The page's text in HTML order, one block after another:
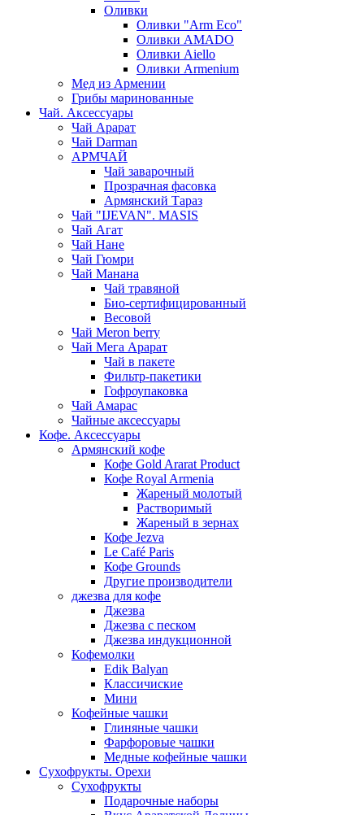
Оливки
Оливки "Arm Eco"
Оливки AMADO
Оливки Aiello
Оливки Armenium
Мед из Армении
Грибы маринованные
Чай. Аксессуары
Чай Арарат
Чай Darman
АРМЧАЙ
Чай заварочный
Прозрачная фасовка
Армянский Тараз
Чай "IJEVAN". MASIS
Чай Агат
Чай Нане
Чай Гюмри
Чай Манана
Чай травяной
Био-сертифицированный
Весовой
Чай Meron berry
Чай Мега Арарат
Чай в пакете
Фильтр-пакетики
Гофроупаковка
Чай Амарас
Чайные аксессуары
Кофе. Аксессуары
Армянский кофе
Кофе Gold Ararat Product
Кофе Royal Armenia
Жареный молотый
Растворимый
Жареный в зернах
Кофе Jezva
Le Café Paris
Кофе Grounds
Другие производители
джезва для кофе
Джезва
Джезва с песком
Джезва индукционной
Кофемолки
Edik Balyan
Классичиские
Мини
Кофейные чашки
Глиняные чашки
Фарфоровые чашки
Медные кофейные чашки
Сухофрукты. Орехи
Сухофрукты
Подарочные наборы